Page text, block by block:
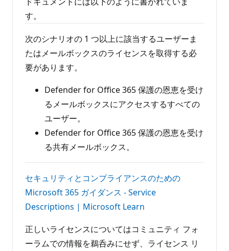
ン
す。
次のシナリオの 1 つ以上に該当するユーザーま
たはメールボックスのライセンスを取得する必
要があります。
Defender for Office 365 保護の恩恵を受け
るメールボックスにアクセスするすべての
ユーザー。
Defender for Office 365 保護の恩恵を受け
る共有メールボックス。
セキュリティとコンプライアンスのための
Microsoft 365 ガイダンス - Service
Descriptions | Microsoft Learn
正しいライセンスについてはコミュニティ フォ
ーラムでの情報を鵜呑みにせず、ライセンス リ